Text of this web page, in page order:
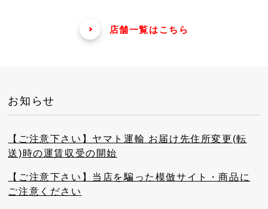
店舗一覧はこちら
お知らせ
【ご注意下さい】ヤマト運輸 お届け先住所変更(転
送)時の運賃収受の開始
【ご注意下さい】当店を騙った模倣サイト・商品に
ご注意ください